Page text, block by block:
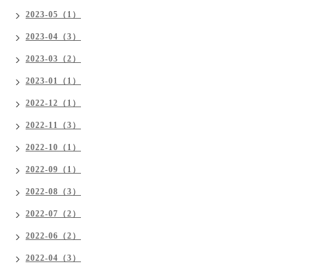
2023-05（1）
2023-04（3）
2023-03（2）
2023-01（1）
2022-12（1）
2022-11（3）
2022-10（1）
2022-09（1）
2022-08（3）
2022-07（2）
2022-06（2）
2022-04（3）